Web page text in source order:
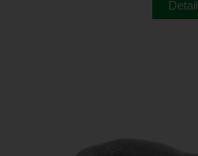
Detail